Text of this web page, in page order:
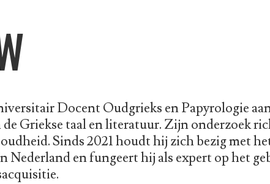
Docent Oudgrieks en Papyrologie
Griekse taal en literatuur. Zijn onderzoek
Sinds 2021 houdt hij zich bezig met
Nederland en fungeert hij als expert op het